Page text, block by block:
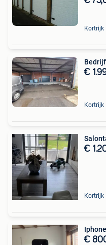
Kortrijk
€
Kortrijk
€
Kortrijk
€